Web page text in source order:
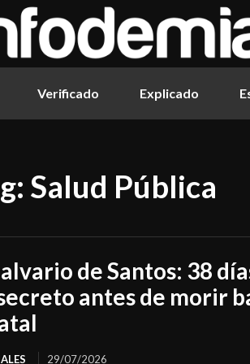
Verificado Explicado
Salud Pública
de Santos: 38
antes de morir
29/07/2026